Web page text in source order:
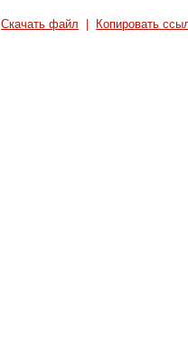
Скачать файл Копировать